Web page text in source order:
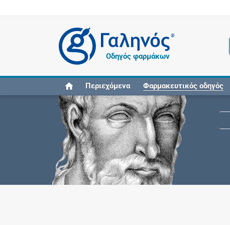
®
Οδηγός φαρμάκων
Περιεχόμενα Φαρμακευτικός οδηγός